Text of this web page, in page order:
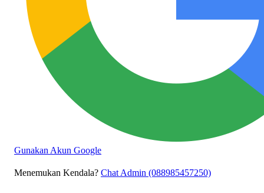
Gunakan Akun Google
Menemukan Kendala? Chat Admin (088985457250)